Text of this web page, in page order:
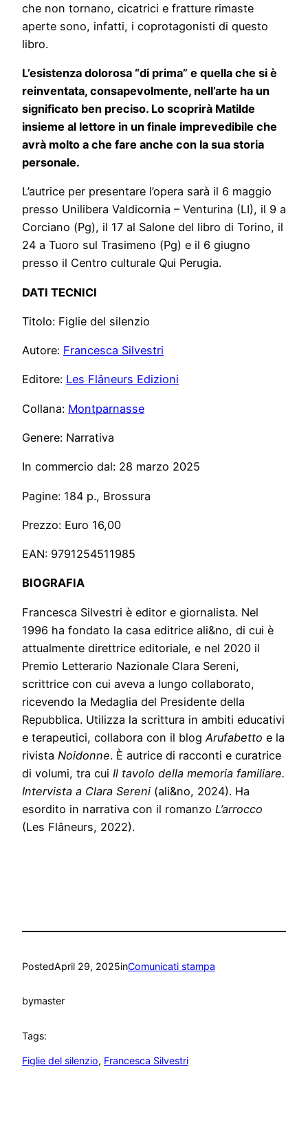
che non tornano, cicatrici e fratture rimaste
aperte sono, infatti, i coprotagonisti di questo
libro.
L’esistenza dolorosa “di prima” e quella che si è
reinventata, consapevolmente, nell’arte ha un
significato ben preciso. Lo scoprirà Matilde
insieme al lettore in un finale imprevedibile che
avrà molto a che fare anche con la sua storia
personale.
L’autrice per presentare l’opera sarà il 6 maggio
presso Unilibera Valdicornia – Venturina (LI), il 9 a
Corciano (Pg), il 17 al Salone del libro di Torino, il
24 a Tuoro sul Trasimeno (Pg) e il 6 giugno
presso il Centro culturale Qui Perugia.
DATI TECNICI
Titolo: Figlie del silenzio
Autore: Francesca Silvestri
Editore: Les Flâneurs Edizioni
Collana: Montparnasse
Genere: Narrativa
In commercio dal: 28 marzo 2025
Pagine: 184 p., Brossura
Prezzo: Euro 16,00
EAN: 9791254511985
BIOGRAFIA
Francesca Silvestri è editor e giornalista. Nel
1996 ha fondato la casa editrice ali&no, di cui è
attualmente direttrice editoriale, e nel 2020 il
Premio Letterario Nazionale Clara Sereni,
scrittrice con cui aveva a lungo collaborato,
ricevendo la Medaglia del Presidente della
Repubblica. Utilizza la scrittura in ambiti educativi
e terapeutici, collabora con il blog Arufabetto e la
rivista Noidonne. È autrice di racconti e curatrice
di volumi, tra cui Il tavolo della memoria familiare.
Intervista a Clara Sereni (ali&no, 2024). Ha
esordito in narrativa con il romanzo L’arrocco
(Les Flâneurs, 2022).
PostedApril 29, 2025inComunicati stampa
bymaster
Tags:
Figlie del silenzio, Francesca Silvestri